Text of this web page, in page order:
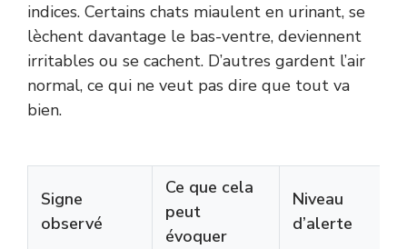
indices. Certains chats miaulent en urinant, se
lèchent davantage le bas-ventre, deviennent
irritables ou se cachent. D’autres gardent l’air
normal, ce qui ne veut pas dire que tout va
bien.
Signe
observé
Ce que cela
peut
évoquer
Niveau
d’alerte